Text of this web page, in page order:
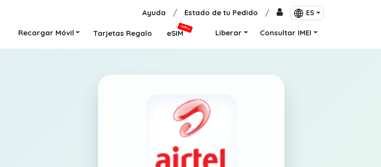
Ayuda / Estado de tu Pedido / ES
Recargar Móvil Tarjetas Regalo eSIM
NUEVO
Liberar Consultar IMEI